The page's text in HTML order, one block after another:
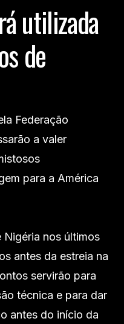
utilizada
de
Federação
a valer
para a América
Nigéria nos últimos
antes da estreia na
servirão para
técnica e para dar
antes do início da